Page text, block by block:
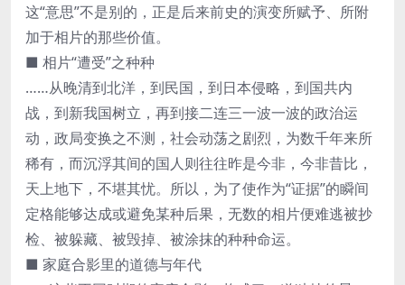
这“意思”不是别的，正是后来前史的演变所赋予、所附
加于相片的那些价值。
■ 相片“遭受”之种种
……从晚清到北洋，到民国，到日本侵略，到国共内
战，到新我国树立，再到接二连三一波一波的政治运
动，政局变换之不测，社会动荡之剧烈，为数千年来所
稀有，而沉浮其间的国人则往往昨是今非，今非昔比，
天上地下，不堪其忧。所以，为了使作为“证据”的瞬间
定格能够达成或避免某种后果，无数的相片便难逃被抄
检、被躲藏、被毁掉、被涂抹的种种命运。
■ 家庭合影里的道德与年代